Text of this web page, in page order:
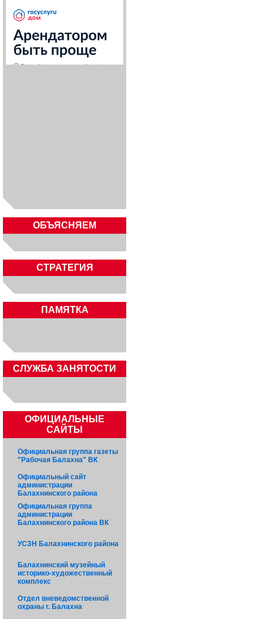
ОБЪЯСНЯЕМ
СТРАТЕГИЯ
ПАМЯТКА
CЛУЖБА ЗАНЯТОСТИ
ОФИЦИАЛЬНЫЕ
САЙТЫ
Официальная группа газеты
"Рабочая Балахна" ВК
Официальный сайт
администрации
Балахнинского района
Официальная группа
администрации
Балахнинского района ВК
УСЗН Балахнинского района
Балахнинский музейный
историко-художественный
комплекс
Отдел вневедомственной
охраны г. Балахна